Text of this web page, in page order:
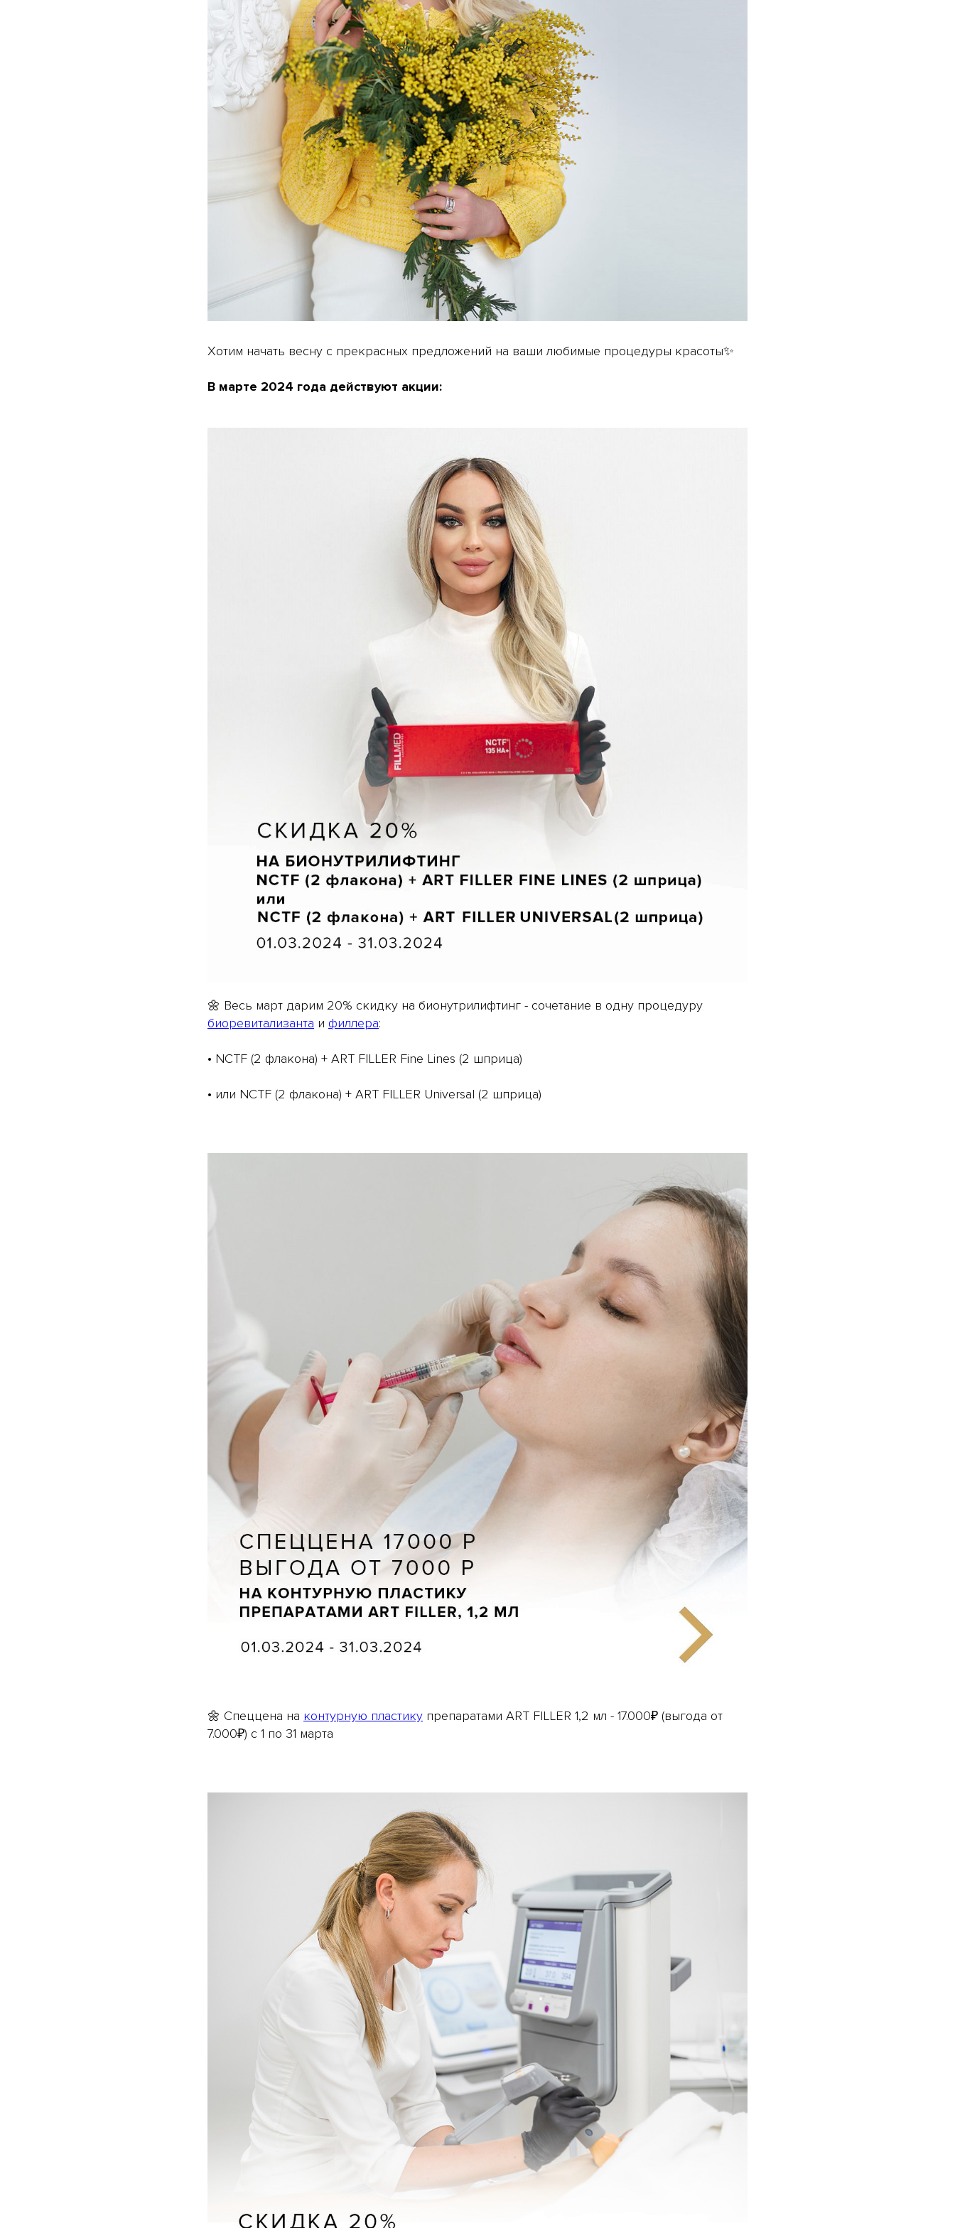
Хотим начать весну с прекрасных предложений на ваши любимые процедуры красоты✨
В марте 2024 года действуют акции:
🌼 Весь март дарим 20% скидку на бионутрилифтинг - сочетание в одну процедуру
биоревитализанта и филлера:
• NCTF (2 флакона) + ART FILLER Fine Lines (2 шприца)
• или NCTF (2 флакона) + ART FILLER Universal (2 шприца)
🌼 Спеццена на контурную пластику препаратами ART FILLER 1,2 мл - 17.000₽ (выгода от
7.000₽) с 1 по 31 марта
Подробнее